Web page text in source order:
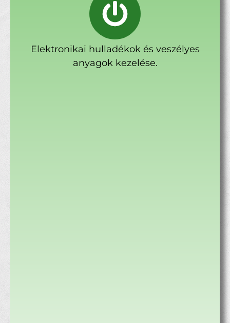
Elektronikai hulladékok és veszélyes
anyagok kezelése.